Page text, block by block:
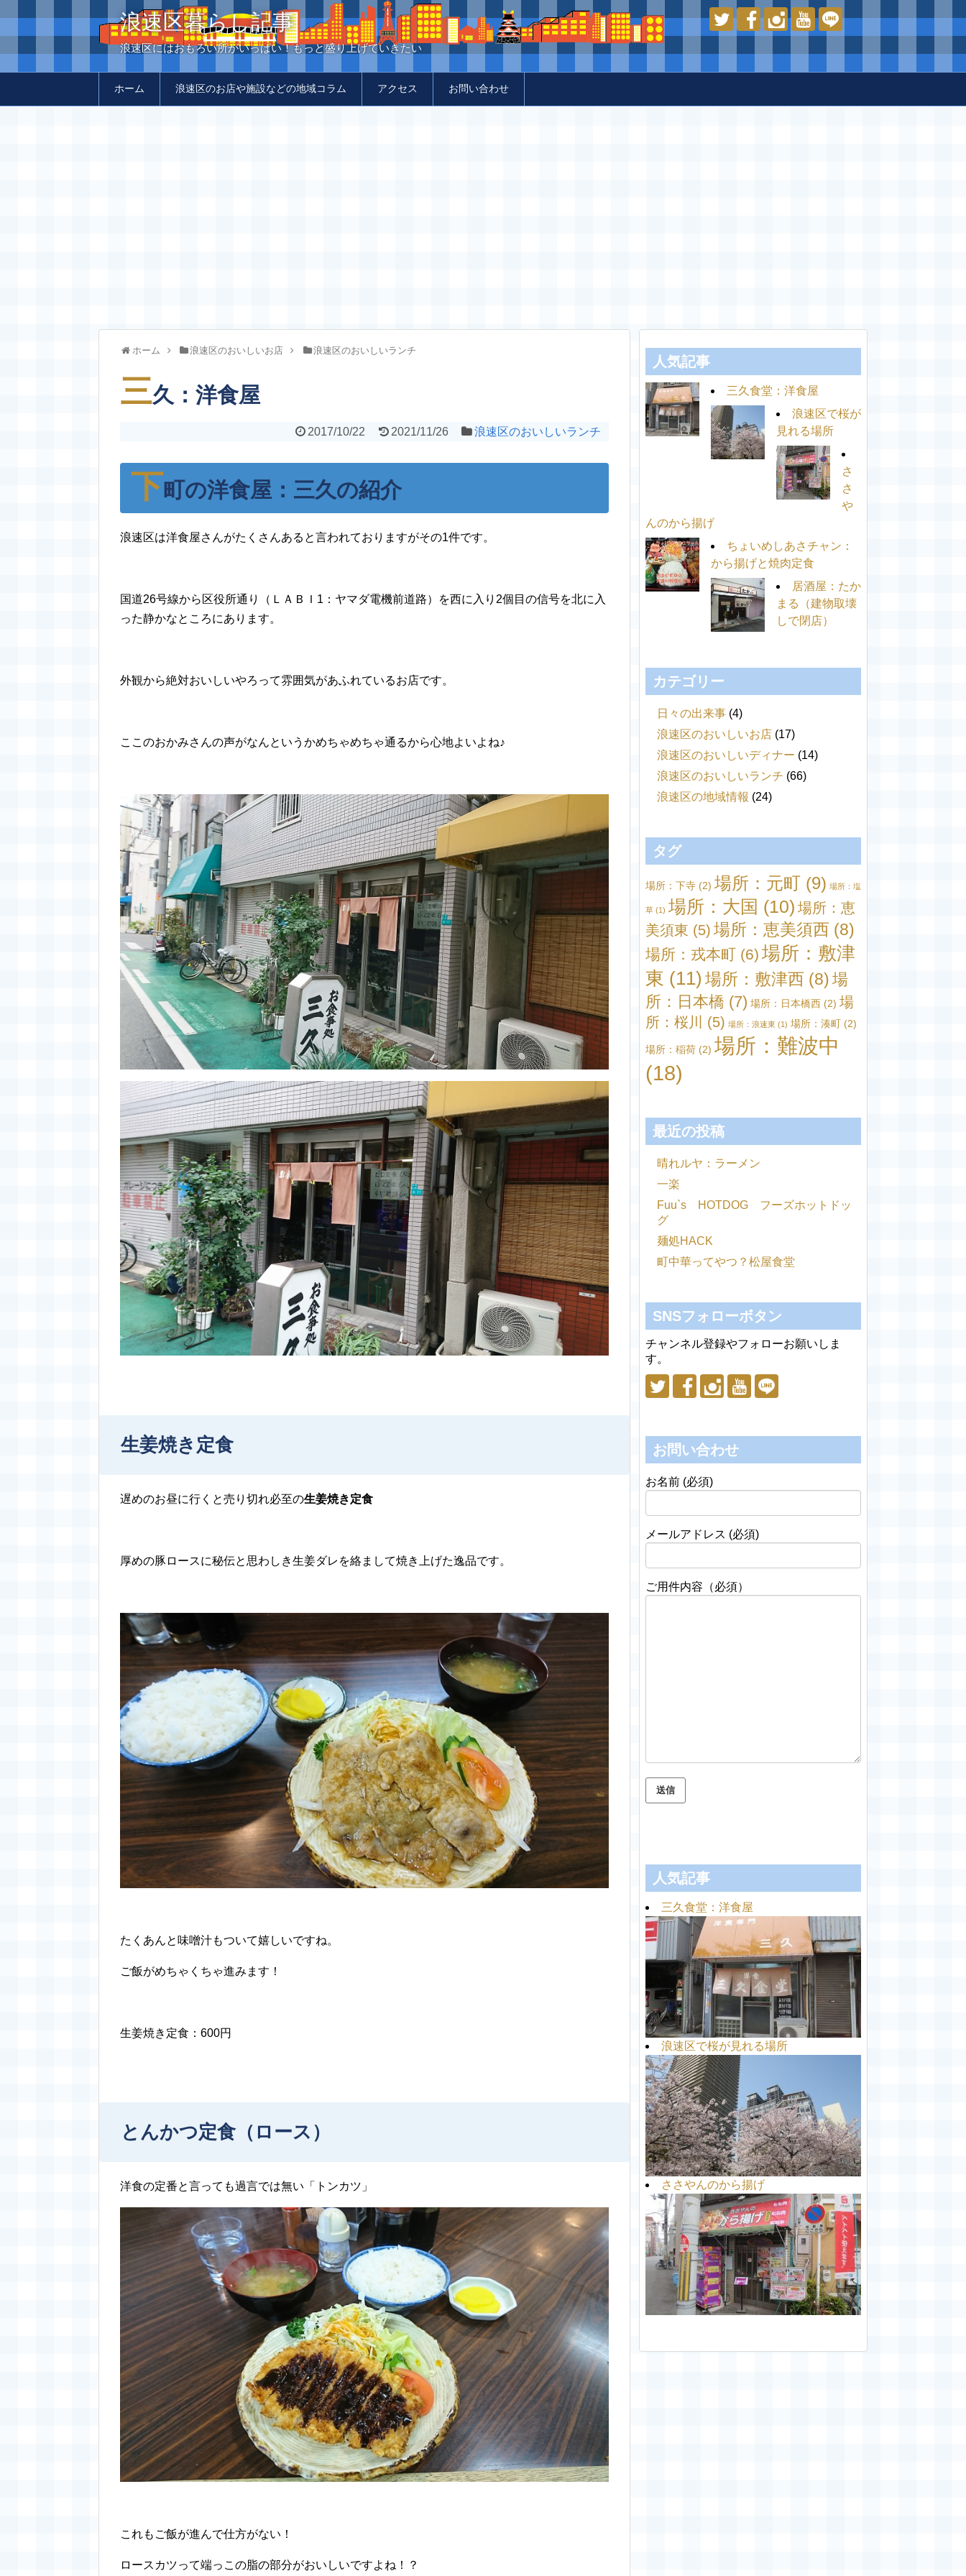
浪速区暮らし記事
浪速区にはおもろい所がいっぱい！もっと盛り上げていきたい
ホーム 浪速区のお店や施設などの地域コラム アクセス お問い合わせ
ホーム 浪速区のおいしいお店 浪速区のおいしいランチ
三久：洋食屋
2017/10/22 2021/11/26 浪速区のおいしいランチ
下町の洋食屋：三久の紹介
浪速区は洋食屋さんがたくさんあると言われておりますがその1件です。
国道26号線から区役所通り（ＬＡＢＩ1：ヤマダ電機前道路）を西に入り2個目の信号を北に入
った静かなところにあります。
外観から絶対おいしいやろって雰囲気があふれているお店です。
ここのおかみさんの声がなんというかめちゃめちゃ通るから心地よいよね♪
生姜焼き定食
遅めのお昼に行くと売り切れ必至の生姜焼き定食
厚めの豚ロースに秘伝と思わしき生姜ダレを絡まして焼き上げた逸品です。
たくあんと味噌汁もついて嬉しいですね。
ご飯がめちゃくちゃ進みます！
生姜焼き定食：600円
とんかつ定食（ロース）
洋食の定番と言っても過言では無い「トンカツ」
これもご飯が進んで仕方がない！
ロースカツって端っこの脂の部分がおいしいですよね！？
人気記事
三久食堂：洋食屋
浪速区で桜が
見れる場所
さ
さ
や
んのから揚げ
ちょいめしあさチャン：
から揚げと焼肉定食
居酒屋：たか
まる（建物取壊
しで閉店）
カテゴリー
日々の出来事 (4)
浪速区のおいしいお店 (17)
浪速区のおいしいディナー (14)
浪速区のおいしいランチ (66)
浪速区の地域情報 (24)
タグ
場所：下寺 (2) 場所：元町 (9) 場所：塩
草 (1) 場所：大国 (10) 場所：恵
美須東 (5) 場所：恵美須西 (8)
場所：戎本町 (6) 場所：敷津
東 (11) 場所：敷津西 (8) 場
所：日本橋 (7) 場所：日本橋西 (2) 場
所：桜川
(5) 場所：浪速東 (1) 場所：湊町 (2)
場所：稲荷 (2) 場所：難波中
(18)
最近の投稿
晴れルヤ：ラーメン
一楽
Fuu`s HOTDOG フーズホットドッ
グ
麺処HACK
町中華ってやつ？松屋食堂
SNSフォローボタン
チャンネル登録やフォローお願いしま
す。
お問い合わせ
お名前 (必須)
メールアドレス (必須)
ご用件内容（必須）
人気記事
三久食堂：洋食屋
浪速区で桜が見れる場所
ささやんのから揚げ